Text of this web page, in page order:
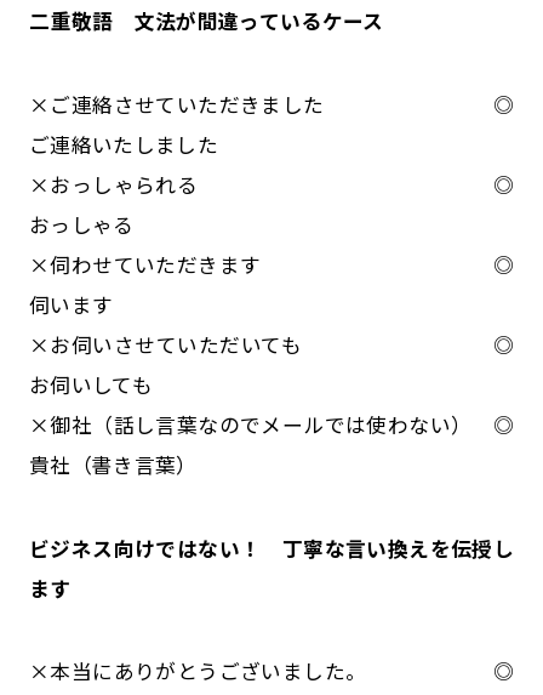
二重敬語 文法が間違っているケース
×ご連絡させていただきました ◎
ご連絡いたしました
×おっしゃられる ◎
おっしゃる
×伺わせていただきます ◎
伺います
×お伺いさせていただいても ◎
お伺いしても
×御社（話し言葉なのでメールでは使わない） ◎
貴社（書き言葉）
ビジネス向けではない！ 丁寧な言い換えを伝授し
ます
×本当にありがとうございました。 ◎